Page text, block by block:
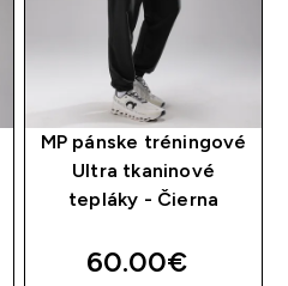
MP pánske tréningové
Ultra tkaninové
tepláky - Čierna
60.00€‎